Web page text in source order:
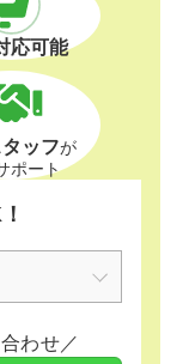
応可能
ッフが
ポート
わせ／